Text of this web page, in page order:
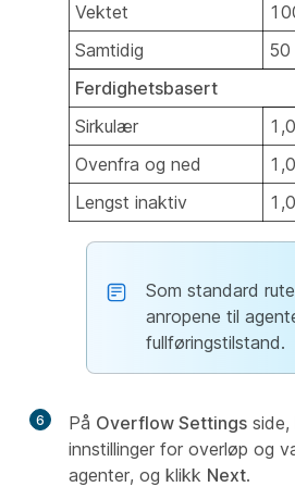
Vektet
Samtidig
50
Ferdighetsbasert
Sirkulær
Ovenfra og ned
Lengst inaktiv
Som standard
anropene til
fullføringstilstand.
6 På Overflow Settings side,
innstillinger for overløp og
agenter, og klikk Next.